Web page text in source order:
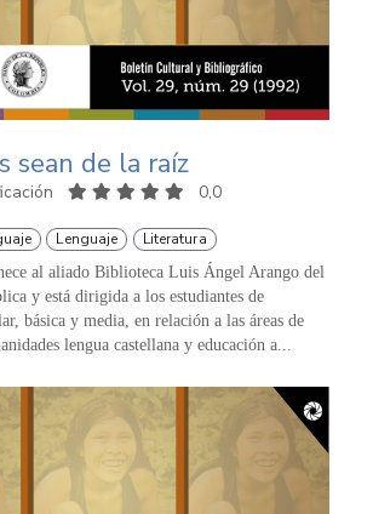
sean de la raíz
0,0
Lenguaje Literatura
al aliado Biblioteca Luis Ángel Arango del
y está dirigida a los estudiantes de
básica y media, en relación a las áreas de
lengua castellana y educación a...